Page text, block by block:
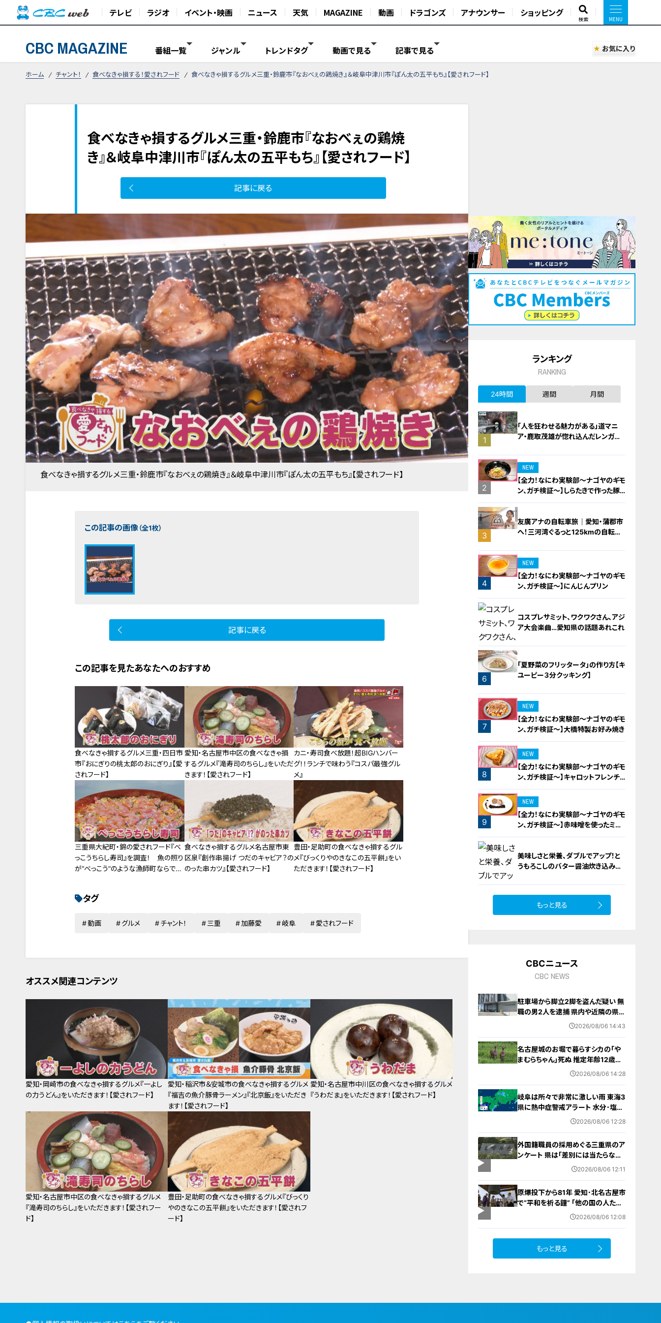
テレビ ラジオ イベント・映画 ニュース 天気 MAGAZINE 動画 ドラゴンズ アナウンサー ショッピング
検索
CBC MAGAZINE 番組一覧 ジャンル トレンドタグ 動画で見る 記事で見る お気に入り
ホーム チャント！ 食べなきゃ損する！愛されフード 食べなきゃ損するグルメ三重・鈴鹿市『なおべぇの鶏焼き』＆岐阜中津川市『ぽん太の五平もち』【愛されフード】
食べなきゃ損するグルメ三重・鈴鹿市『なおべぇの鶏焼
き』＆岐阜中津川市『ぽん太の五平もち』【愛されフード】
記事に戻る
食べなきゃ損するグルメ三重・鈴鹿市『なおべぇの鶏焼き』＆岐阜中津川市『ぽん太の五平もち』【愛されフード】
この記事の画像（全1枚）
記事に戻る
この記事を見たあなたへのおすすめ
食べなきゃ損するグルメ三重・四日市
市『おにぎりの桃太郎のおにぎり』【愛
されフード】
愛知・名古屋市中区の食べなきゃ損
するグルメ『滝寿司のちらし』をいただ
きます！【愛されフード】
カニ・寿司食べ放題！超BIGハンバー
グ！！ランチで味わう『コスパ最強グル
メ』
三重県大紀町・錦の愛されフード『べ
っこうちらし寿司』を調査！ 魚の照り
が“べっこう”のような漁師町ならでは
食べなきゃ損するグルメ名古屋市東
区泉『創作串揚げ つだのキャビア？の
のった串カツ』【愛されフード】
豊田・足助町の食べなきゃ損するグル
メ『びっくりやのきなこの五平餅』をい
ただきます！【愛されフード】
タグ
動画 グルメ チャント！ 三重 加藤愛 岐阜 愛されフード
オススメ関連コンテンツ
愛知・岡崎市の食べなきゃ損するグルメ『一よし
の力うどん』をいただきます！【愛されフード】
愛知・稲沢市＆安城市の食べなきゃ損するグルメ
『福吉の魚介豚骨ラーメン』『北京飯』をいただき
ます！【愛されフード】
愛知・名古屋市中川区の食べなきゃ損するグルメ
『うわだま』をいただきます！【愛されフード】
愛知・名古屋市中区の食べなきゃ損するグルメ
『滝寿司のちらし』をいただきます！【愛されフー
ド】
豊田・足助町の食べなきゃ損するグルメ『びっくり
やのきなこの五平餅』をいただきます！【愛されフ
ード】
ランキング
RANKING
24時間 週間 月間
1
「人を狂わせる魅力がある」道マニ
ア・鹿取茂雄が惚れ込んだレンガの
2
NEW
【全力！なにわ実験部～ナゴヤのギモ
ン、ガチ検証～】しらたきで作った豚
バラミンチの油そば
3
友廣アナの自転車旅｜愛知・蒲郡市
へ！三河湾ぐるっと125kmの自転車
4
NEW
【全力！なにわ実験部～ナゴヤのギモ
ン、ガチ検証～】にんじんプリン
5
コスプレサミット、ワクワクさん、アジ
ア大会楽曲…愛知県の話題あれこれ
6
「夏野菜のフリッタータ」の作り方【キ
ユーピー３分クッキング】
7
NEW
【全力！なにわ実験部～ナゴヤのギモ
ン、ガチ検証～】大橋特製お好み焼き
8
NEW
【全力！なにわ実験部～ナゴヤのギモ
ン、ガチ検証～】キャロットフレンチ
ロースト
9
NEW
【全力！なにわ実験部～ナゴヤのギモ
ン、ガチ検証～】赤味噌を使ったミル
フィーユ味噌トンカツ
美味しさと栄養、ダブルでアップ！と
うもろこしのバター醤油炊き込みご
もっと見る
CBCニュース
CBC NEWS
駐車場から脚立2脚を盗んだ疑い 無
職の男2人を逮捕 県内や近隣の県で
相次ぐ窃盗事件との関連は… 愛知
2026/08/06 14:43
名古屋城のお堀で暮らすシカの｢や
まむらちゃん｣死ぬ 推定年齢12歳以
上 7月半ばから体調不良 母親とみら
2026/08/06 14:28
岐阜は所々で非常に激しい雨 東海3
県に熱中症警戒アラート 水分･塩分
補給など対策を 愛知･名古屋･岐阜･
2026/08/06 12:28
外国籍職員の採用めぐる三重県のア
ンケート 県は｢差別には当たらない｣
と示す方針 諮問機関は｢差別にあた
2026/08/06 12:11
原爆投下から81年 愛知･北名古屋市
で“平和を祈る鐘” ｢他の国の人たち
も平和になってほしい｣ 市長や地元
2026/08/06 12:08
もっと見る